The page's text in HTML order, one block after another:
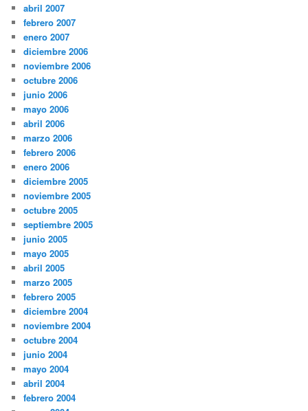
abril 2007
febrero 2007
enero 2007
diciembre 2006
noviembre 2006
octubre 2006
junio 2006
mayo 2006
abril 2006
marzo 2006
febrero 2006
enero 2006
diciembre 2005
noviembre 2005
octubre 2005
septiembre 2005
junio 2005
mayo 2005
abril 2005
marzo 2005
febrero 2005
diciembre 2004
noviembre 2004
octubre 2004
junio 2004
mayo 2004
abril 2004
febrero 2004